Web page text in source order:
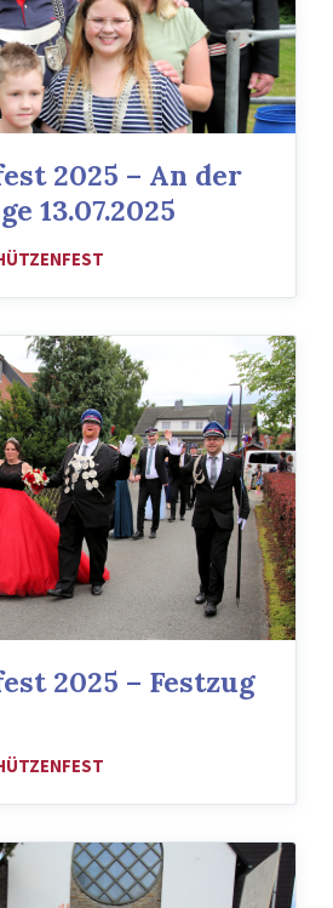
2025 – An der
13.07.2025
2025 – Festzug